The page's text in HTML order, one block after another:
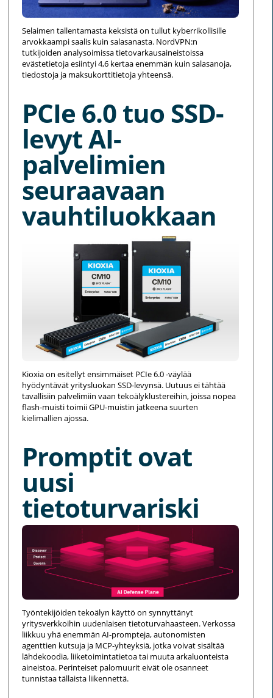
Selaimen tallentamasta keksistä on tullut kyberrikollisille
arvokkaampi saalis kuin salasanasta. NordVPN:n
tutkijoiden analysoimissa tietovarkausaineistoissa
evästetietoja esiintyi 4,6 kertaa enemmän kuin salasanoja,
tiedostoja ja maksukorttitietoja yhteensä.
PCIe 6.0 tuo SSD-
levyt AI-
palvelimien
seuraavaan
vauhtiluokkaan
Kioxia on esitellyt ensimmäiset PCIe 6.0 -väylää
hyödyntävät yritysluokan SSD-levynsä. Uutuus ei tähtää
tavallisiin palvelimiin vaan tekoälyklustereihin, joissa nopea
flash-muisti toimii GPU-muistin jatkeena suurten
kielimallien ajossa.
Promptit ovat
uusi
tietoturvariski
Työntekijöiden tekoälyn käyttö on synnyttänyt
yritysverkkoihin uudenlaisen tietoturvahaasteen. Verkossa
liikkuu yhä enemmän AI-prompteja, autonomisten
agenttien kutsuja ja MCP-yhteyksiä, jotka voivat sisältää
lähdekoodia, liiketoimintatietoa tai muuta arkaluonteista
aineistoa. Perinteiset palomuurit eivät ole osanneet
tunnistaa tällaista liikennettä.